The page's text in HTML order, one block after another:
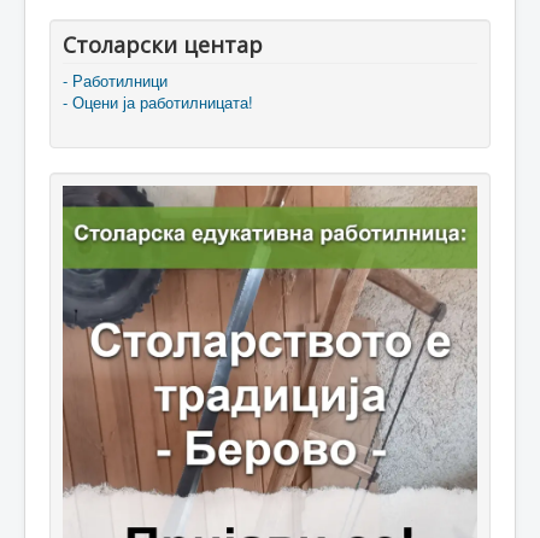
Столарски центар
- Работилници
- Оцени ја работилницата!